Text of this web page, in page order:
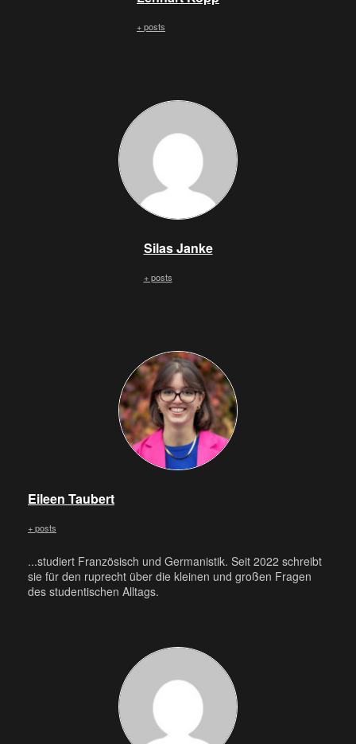
+ posts
Silas Janke
+ posts
Eileen Taubert
+ posts
...studiert Französisch und Germanistik. Seit 2022 schreibt
sie für den ruprecht über die kleinen und großen Fragen
des studentischen Alltags.